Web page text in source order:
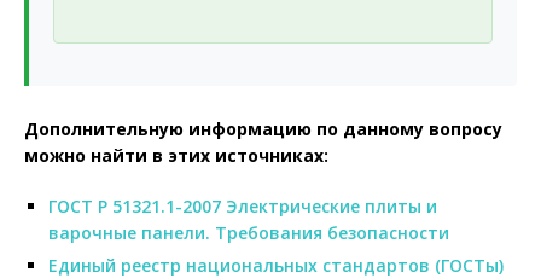
Дополнительную информацию по данному вопросу
можно найти в этих источниках:
ГОСТ Р 51321.1-2007 Электрические плиты и
варочные панели. Требования безопасности
Единый реестр национальных стандартов (ГОСТы)